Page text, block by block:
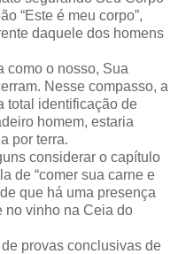
“Este é meu corpo”,
daquele dos homens
o nosso, Sua
Nesse compasso, a
total identificação de
homem, estaria
por terra.
considerar o capítulo
de “comer sua carne e
que há uma presença
no vinho na Ceia do
provas conclusivas de